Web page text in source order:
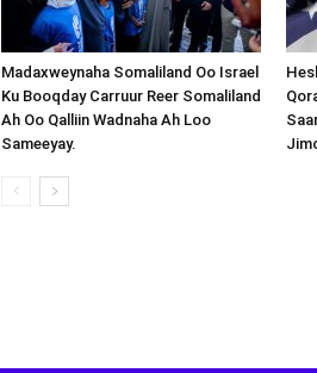
Madaxweynaha Somaliland Oo Israel
Ku Booqday Carruur Reer Somaliland
Ah Oo Qalliin Wadnaha Ah Loo
Sameeyay.